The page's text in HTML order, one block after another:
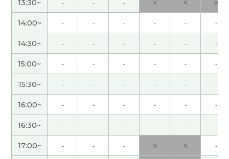
谢谢您的课！我很喜欢学中文，也喜欢爬山。希望
秋天天气好的时候去爬山，看漂亮的红叶。下次
见！( 50代 女性 )
谢谢您的支持和帮助。现在的生活中，我说中文的
机会不太多，但是我的公司有很多中国同事，有时
候可以用中文聊天。下次课也很期待！
( 50代 女性 )
谢谢！跟您学中文很开心。下次见！ ( 50代 女性 )
谢谢您的课！和您学中文很开心。下次见！( 50代
女性 )
13:30~ - - - × × ×
14:00~ - - - - - -
14:30~ - - - - - -
15:00~ - - - - - -
15:30~ - - - - - -
16:00~ - - - - - -
16:30~ - - - - - -
17:00~ - - - × × -